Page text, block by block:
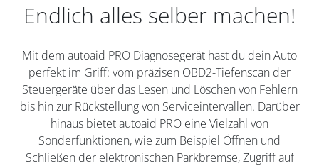
Endlich alles selber machen!
Mit dem autoaid PRO Diagnosegerät hast du dein Auto
perfekt im Griff: vom präzisen OBD2-Tiefenscan der
Steuergeräte über das Lesen und Löschen von Fehlern
bis hin zur Rückstellung von Serviceintervallen. Darüber
hinaus bietet autoaid PRO eine Vielzahl von
Sonderfunktionen, wie zum Beispiel Öffnen und
Schließen der elektronischen Parkbremse, Zugriff auf